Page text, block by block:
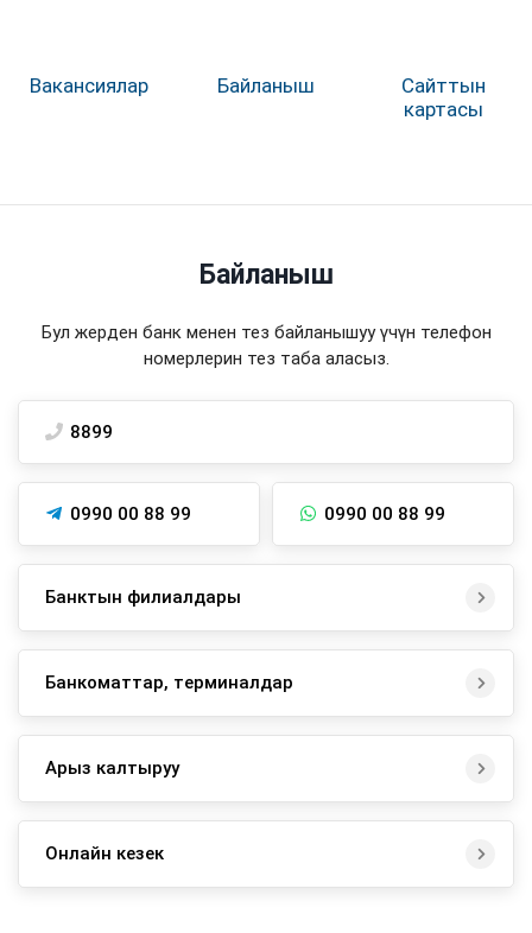
Вакансиялар Байланыш
Сайттын
картасы
Байланыш
Бул жерден банк менен тез байланышуу үчүн телефон
номерлерин тез таба аласыз.
8899
0990 00 88 99 0990 00 88 99
Банктын филиалдары
Банкоматтар, терминалдар
Арыз калтыруу
Онлайн кезек